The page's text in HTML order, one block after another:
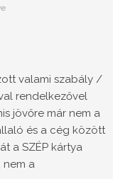
valami szabály /
rendelkezővel
jövőre már nem a
és a cég között
a SZÉP kártya
nem a